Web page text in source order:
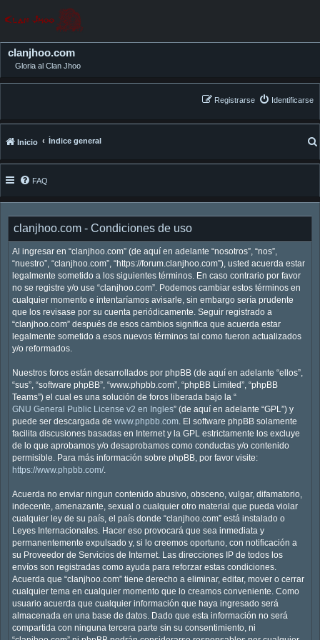
clanjhoo.com
Gloria al Clan Jhoo
Identificarse
Registrarse
Inicio Índice general
FAQ
clanjhoo.com - Condiciones de uso
Al ingresar en “clanjhoo.com” (de aquí en adelante “nosotros”, “nos”,
“nuestro”, “clanjhoo.com”, “https://forum.clanjhoo.com”), usted acuerda estar
legalmente sometido a los siguientes términos. En caso contrario por favor
no se registre y/o use “clanjhoo.com”. Podemos cambiar estos términos en
cualquier momento e intentaríamos avisarle, sin embargo sería prudente
que los revisase por su cuenta periódicamente. Seguir registrado a
“clanjhoo.com” después de esos cambios significa que acuerda estar
legalmente sometido a esos nuevos términos tal como fueron actualizados
y/o reformados.
Nuestros foros están desarrollados por phpBB (de aquí en adelante “ellos”,
“sus”, “software phpBB”, “www.phpbb.com”, “phpBB Limited”, “phpBB
Teams”) el cual es una solución de foros liberada bajo la “
GNU General Public License v2 en Ingles” (de aquí en adelante “GPL”) y
puede ser descargada de www.phpbb.com. El software phpBB solamente
facilita discusiones basadas en Internet y la GPL estrictamente los excluye
de lo que aprobamos y/o desaprobamos como conductas y/o contenido
permisible. Para más información sobre phpBB, por favor visite:
https://www.phpbb.com/.
Acuerda no enviar ningun contenido abusivo, obsceno, vulgar, difamatorio,
indecente, amenazante, sexual o cualquier otro material que pueda violar
cualquier ley de su país, el país donde “clanjhoo.com” está instalado o
Leyes Internacionales. Hacer eso provocará que sea inmediata y
permanentemente expulsado y, si lo creemos oportuno, con notificación a
su Proveedor de Servicios de Internet. Las direcciones IP de todos los
envíos son registradas como ayuda para reforzar estas condiciones.
Acuerda que “clanjhoo.com” tiene derecho a eliminar, editar, mover o cerrar
cualquier tema en cualquier momento que lo creamos conveniente. Como
usuario acuerda que cualquier información que haya ingresado será
almacenada en una base de datos. Dado que esta información no será
compartida con ninguna tercera parte sin su consentimiento, ni